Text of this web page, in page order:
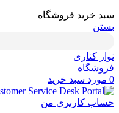
سبد خرید فروشگاه
بستن
نوار کناری
فروشگاه
0 مورد سبد خرید
حساب کاربری من